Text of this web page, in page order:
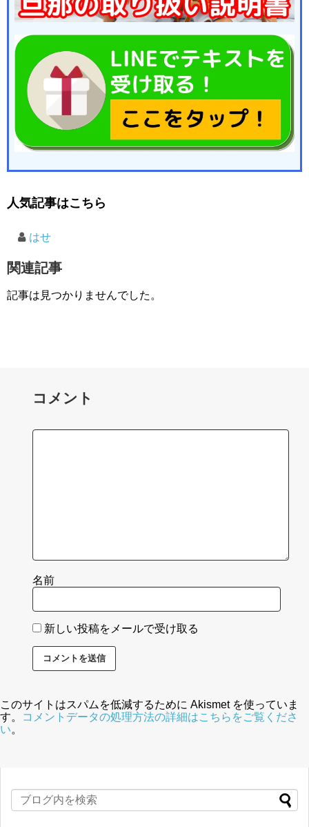
人気記事はこちら
はせ
関連記事
記事は見つかりませんでした。
コメント
名前
新しい投稿をメールで受け取る
このサイトはスパムを低減するために Akismet を使っていま
す。
コメントデータの処理方法の詳細はこちらをご覧くださ
い。